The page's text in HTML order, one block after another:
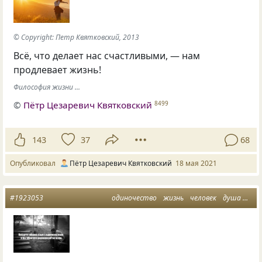
© Copyright: Петр Квятковский, 2013
Всё, что делает нас счастливыми, — нам
продлевает жизнь!
Философия жизни ...
© Пётр Цезаревич Квятковский 8499
143 37 68
Опубликовал Пётр Цезаревич Квятковский 18 мая 2021
одиночество жизнь человек душа
#1923053